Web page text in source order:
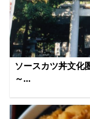
ソースカツ丼文化
～...